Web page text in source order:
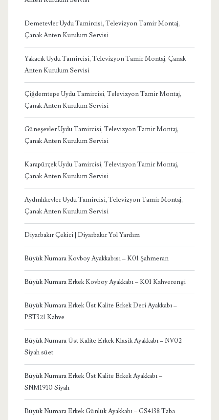
Demetevler Uydu Tamircisi, Televizyon Tamir Montaj,
Çanak Anten Kurulum Servisi
Yakacık Uydu Tamircisi, Televizyon Tamir Montaj, Çanak
Anten Kurulum Servisi
Çiğdemtepe Uydu Tamircisi, Televizyon Tamir Montaj,
Çanak Anten Kurulum Servisi
Güneşevler Uydu Tamircisi, Televizyon Tamir Montaj,
Çanak Anten Kurulum Servisi
Karapürçek Uydu Tamircisi, Televizyon Tamir Montaj,
Çanak Anten Kurulum Servisi
Aydınlıkevler Uydu Tamircisi, Televizyon Tamir Montaj,
Çanak Anten Kurulum Servisi
Diyarbakır Çekici | Diyarbakır Yol Yardım
Büyük Numara Kovboy Ayakkabısı – K01 Şahmeran
Büyük Numara Erkek Kovboy Ayakkabı – K01 Kahverengi
Büyük Numara Erkek Üst Kalite Erkek Deri Ayakkabı –
PST321 Kahve
Büyük Numara Üst Kalite Erkek Klasik Ayakkabı – NV02
Siyah süet
Büyük Numara Erkek Üst Kalite Erkek Ayakkabı –
SNM1910 Siyah
Büyük Numara Erkek Günlük Ayakkabı – GS4138 Taba